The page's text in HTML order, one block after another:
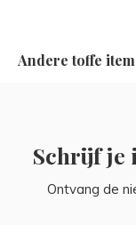
Andere toffe
Schrijf je
Ontvang de